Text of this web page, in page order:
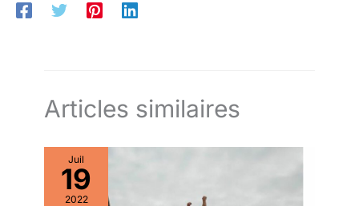
Articles similaires
Juil
19
2022